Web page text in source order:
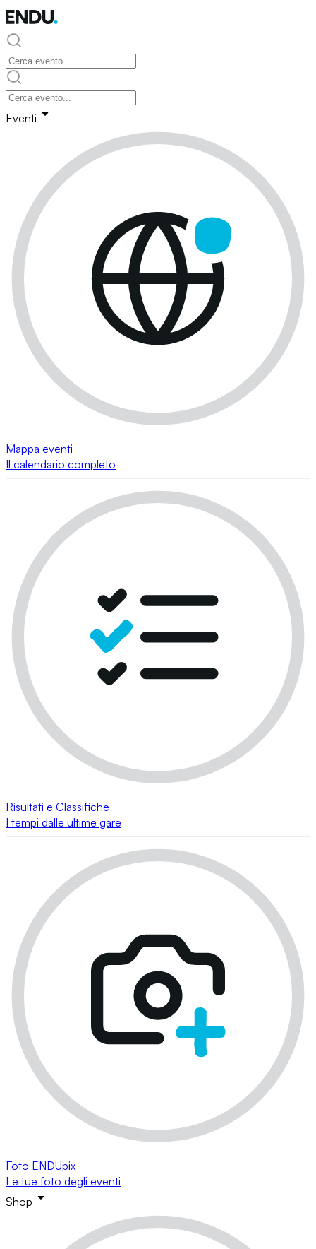
Eventi
Mappa eventi
Il calendario completo
Risultati e Classifiche
I tempi dalle ultime gare
Foto ENDUpix
Le tue foto degli eventi
Shop